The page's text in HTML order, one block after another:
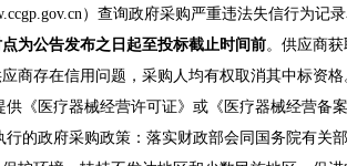
）查询政府采购严重违法失信行为记
为公告发布之日起至投标截止时间前。供应商
商存在信用问题，采购人均有权取消其中标资格
供《医疗器械经营许可证》或《医疗器械经营备
行的政府采购政策：落实财政部会同国务院有关